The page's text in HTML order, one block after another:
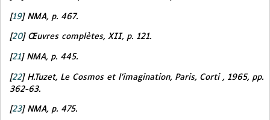
[19] NMA, p. 467.
[20] Œuvres complètes, XII, p. 121.
[21] NMA, p. 445.
[22] H.Tuzet, Le Cosmos et l’imagination, Paris, Corti , 1965, pp.
362-63.
[23] NMA, p. 475.